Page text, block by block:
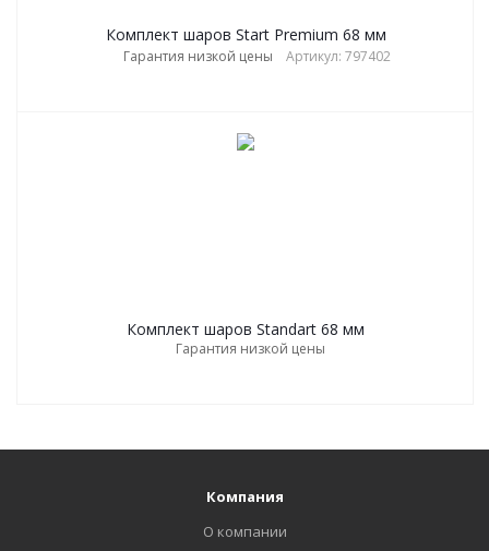
Комплект шаров Start Premium 68 мм
Гарантия низкой цены Артикул: 797402
Комплект шаров Standart 68 мм
Гарантия низкой цены
Компания
О компании